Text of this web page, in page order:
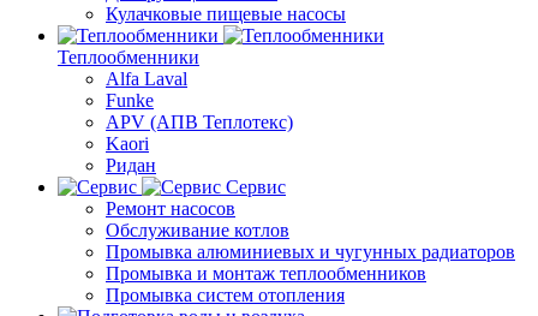
Кулачковые пищевые насосы
Теплообменники
Alfa Laval
Funke
APV (АПВ Теплотекс)
Kaori
Ридан
Сервис
Ремонт насосов
Обслуживание котлов
Промывка алюминиевых и чугунных радиаторов
Промывка и монтаж теплообменников
Промывка систем отопления